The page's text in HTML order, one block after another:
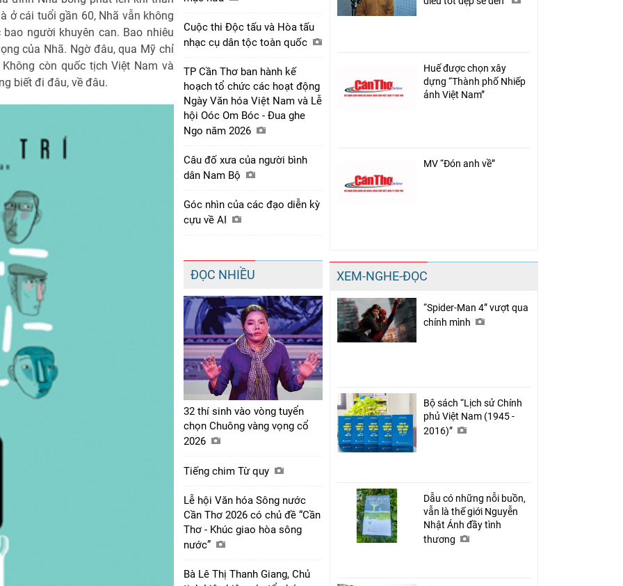
ở cái tuổi gần 60, Nhã vẫn không
người khuyên can. Bao nhiêu
của Nhã. Ngờ đâu, qua Mỹ chỉ
còn quốc tịch Việt Nam và
biết đi đâu, về đâu.
Cuộc thi Độc tấu và Hòa tấu
nhạc cụ dân tộc toàn quốc
TP Cần Thơ ban hành kế
hoạch tổ chức các hoạt động
Ngày Văn hóa Việt Nam và Lễ
hội Oóc Om Bóc - Đua ghe
Ngo năm 2026
Câu đố xưa của người bình
dân Nam Bộ
Góc nhìn của các đạo diễn kỳ
cựu về AI
ĐỌC NHIỀU
32 thí sinh vào vòng tuyển
chọn Chuông vàng vọng cổ
2026
Tiếng chim Từ quy
Lễ hội Văn hóa Sông nước
Cần Thơ 2026 có chủ đề “Cần
Thơ - Khúc giao hòa sông
nước”
Bà Lê Thị Thanh Giang, Chủ
Huế được chọn xây
dựng “Thành phố Nhiếp
ảnh Việt Nam”
MV “Đón anh về”
XEM-NGHE-ĐỌC
“Spider-Man 4” vượt qua
chính mình
Bộ sách “Lịch sử Chính
phủ Việt Nam (1945 -
2016)”
Dẫu có những nỗi buồn,
vẫn là thế giới Nguyễn
Nhật Ánh đầy tình
thương